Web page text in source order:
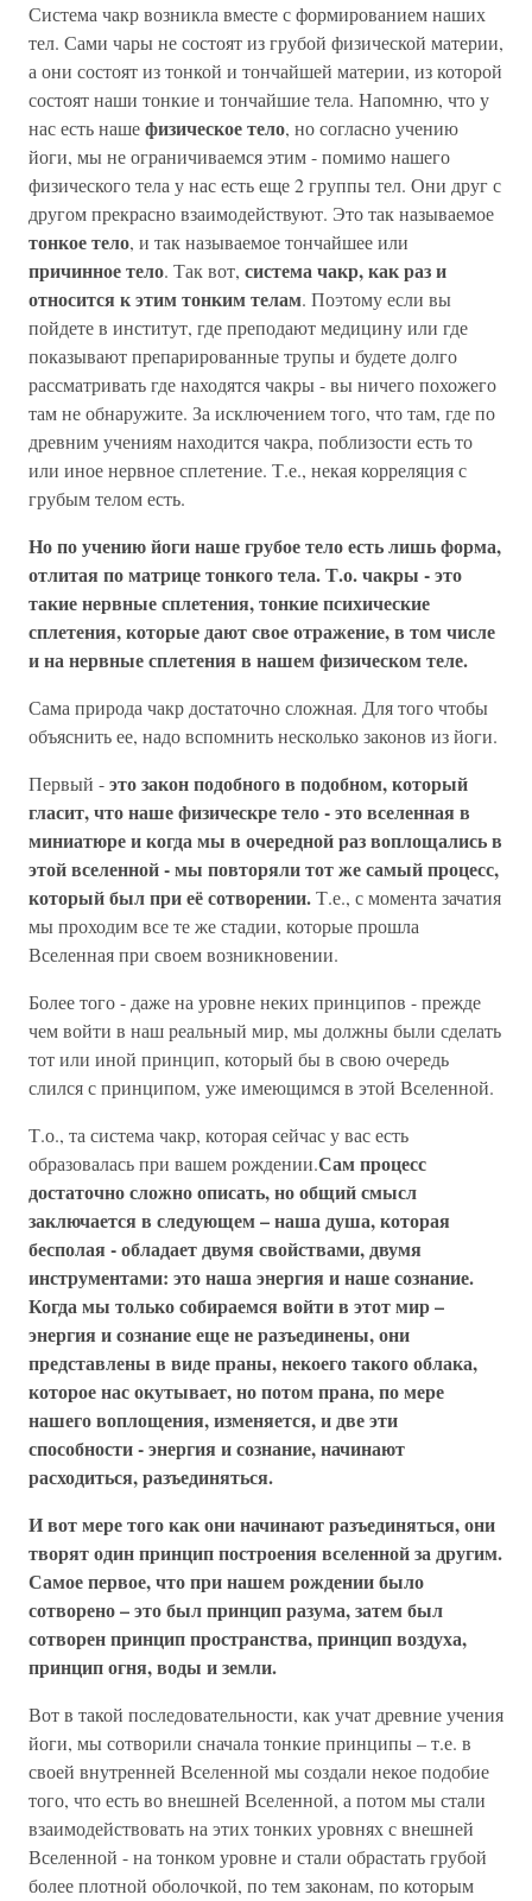
Система чакр возникла вместе с формированием наших
тел. Сами чары не состоят из грубой физической материи,
а они состоят из тонкой и тончайшей материи, из которой
состоят наши тонкие и тончайшие тела. Напомню, что у
нас есть нашефизическое тело, но согласно учению
йоги, мы не ограничиваемся этим - помимо нашего
физического тела у нас есть еще 2 группы тел. Они друг с
другом прекрасно взаимодействуют. Это так называемое
тонкое тело, и так называемое тончайшее или
причинное тело. Так вот, система чакр, как раз и
относится к этим тонким телам. Поэтому если вы
пойдете в институт, где преподают медицину или где
показывают препарированные трупы и будете долго
рассматривать где находятся чакры - вы ничего похожего
там не обнаружите. За исключением того, что там, где по
древним учениям находится чакра, поблизости есть то
или иное нервное сплетение. Т.е., некая корреляция с
грубым телом есть.
Но по учению йоги наше грубое тело есть лишь форма,
отлитая по матрице тонкого тела. Т.о. чакры - это
такие нервные сплетения, тонкие психические
сплетения, которые дают свое отражение, в том числе
и на нервные сплетения в нашем физическом теле.
Сама природа чакр достаточно сложная. Для того чтобы
объяснить ее, надо вспомнить несколько законов из йоги.
Первый -это закон подобного в подобном, который
гласит, что наше физическре тело - это вселенная в
миниатюре и когда мы в очередной раз воплощались в
этой вселенной - мы повторяли тот же самый процесс,
который был при её сотворении.Т.е., с момента зачатия
мы проходим все те же стадии, которые прошла
Вселенная при своем возникновении.
Более того - даже на уровне неких принципов - прежде
чем войти в наш реальный мир, мы должны были сделать
тот или иной принцип, который бы в свою очередь
слился с принципом, уже имеющимся в этой Вселенной.
Т.о., та система чакр, которая сейчас у вас есть
образовалась при вашем рождении.Сам процесс
достаточно сложно описать, но общий смысл
заключается в следующем – наша душа, которая
бесполая - обладает двумя свойствами, двумя
инструментами: это наша энергия и наше сознание.
Когда мы только собираемся войти в этот мир –
энергия и сознание еще не разъединены, они
представлены в виде праны, некоего такого облака,
которое нас окутывает, но потом прана, по мере
нашего воплощения, изменяется, и две эти
способности - энергия и сознание, начинают
расходиться, разъединяться.
И вот мере того как они начинают разъединяться, они
творят один принцип построения вселенной за другим.
Самое первое, что при нашем рождении было
сотворено – это был принцип разума, затем был
сотворен принцип пространства, принцип воздуха,
принцип огня, воды и земли.
Вот в такой последовательности, как учат древние учения
йоги, мы сотворили сначала тонкие принципы – т.е. в
своей внутренней Вселенной мы создали некое подобие
того, что есть во внешней Вселенной, а потом мы стали
взаимодействовать на этих тонких уровнях с внешней
Вселенной - на тонком уровне и стали обрастать грубой
более плотной оболочкой, по тем законам, по которым